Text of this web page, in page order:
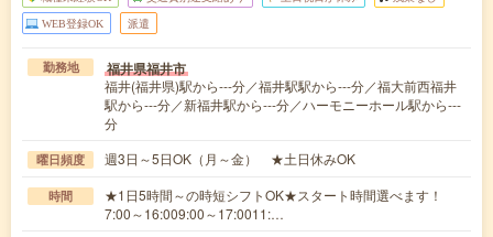
WEB登録OK 派遣
勤務地 福井県福井市
福井(福井県)駅から---分／福井駅駅から---分／福大前西福井
駅から---分／新福井駅から---分／ハーモニーホール駅から---
分
曜日頻度 週3日～5日OK（月～金） ★土日休みOK
時間
★1日5時間～の時短シフトOK★スタート時間選べます！
7:00～16:009:00～17:0011:…